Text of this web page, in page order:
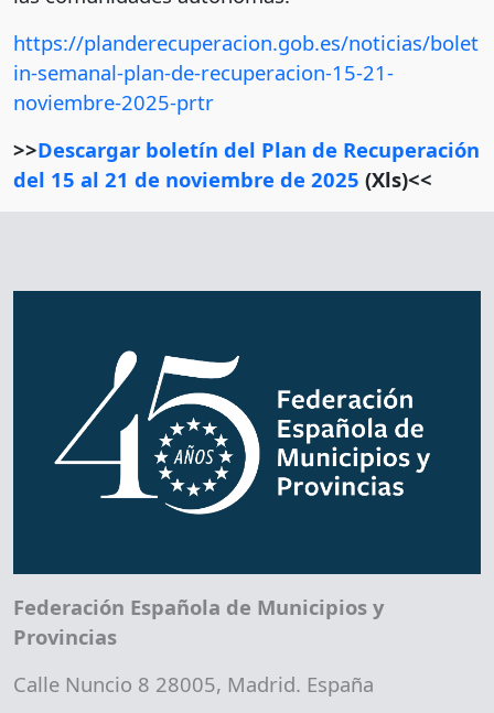
https://planderecuperacion.gob.es/noticias/bolet
in-semanal-plan-de-recuperacion-15-21-
noviembre-2025-prtr
>>Descargar boletín del Plan de Recuperación
del 15 al 21 de noviembre de 2025 (Xls)<<
Federación Española de Municipios y
Provincias
Calle Nuncio 8 28005, Madrid. España